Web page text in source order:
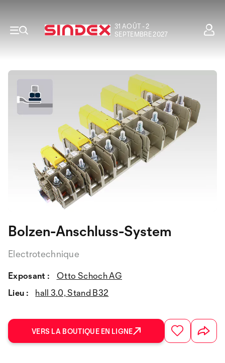
31 AOÛT - 2
SEPTEMBRE 2027
Bolzen-Anschluss-System
Electrotechnique
Exposant :
Otto Schoch AG
Lieu :
hall 3.0, Stand B32
VERS LA BOUTIQUE EN LIGNE